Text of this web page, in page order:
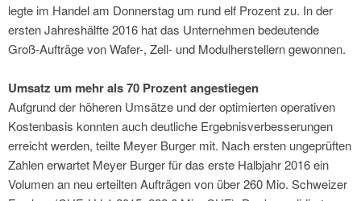
legte im Handel am Donnerstag um rund elf Prozent zu. In der
ersten Jahreshälfte 2016 hat das Unternehmen bedeutende
Groß-Aufträge von Wafer-, Zell- und Modulherstellern gewonnen.
Umsatz um mehr als 70 Prozent angestiegen
Aufgrund der höheren Umsätze und der optimierten operativen
Kostenbasis konnten auch deutliche Ergebnisverbesserungen
erreicht werden, teilte Meyer Burger mit. Nach ersten ungeprüften
Zahlen erwartet Meyer Burger für das erste Halbjahr 2016 ein
Volumen an neu erteilten Aufträgen von über 260 Mio. Schweizer